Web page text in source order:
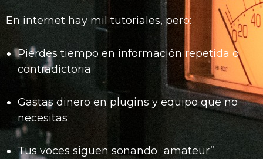
En internet hay mil tutoriales, pero:
Pierdes tiempo en información repetida o
contradictoria
Gastas dinero en plugins y equipo que no
necesitas
Tus voces siguen sonando “amateur”